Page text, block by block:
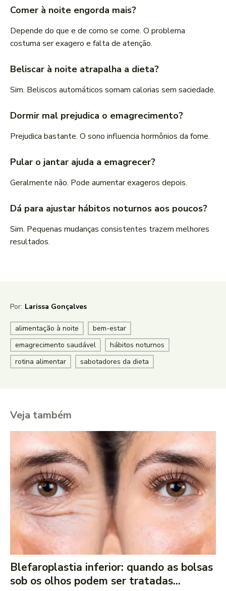
Comer à noite engorda mais?
Depende do que e de como se come. O problema
costuma ser exagero e falta de atenção.
Beliscar à noite atrapalha a dieta?
Sim. Beliscos automáticos somam calorias sem saciedade.
Dormir mal prejudica o emagrecimento?
Prejudica bastante. O sono influencia hormônios da fome.
Pular o jantar ajuda a emagrecer?
Geralmente não. Pode aumentar exageros depois.
Dá para ajustar hábitos noturnos aos poucos?
Sim. Pequenas mudanças consistentes trazem melhores
resultados.
Por: Larissa Gonçalves
alimentação à noite
bem-estar
emagrecimento saudável
hábitos noturnos
rotina alimentar
sabotadores da dieta
Veja também
Blefaroplastia inferior: quando as bolsas
sob os olhos podem ser tratadas...